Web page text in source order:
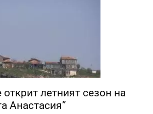
летният сезон на
Анастасия”